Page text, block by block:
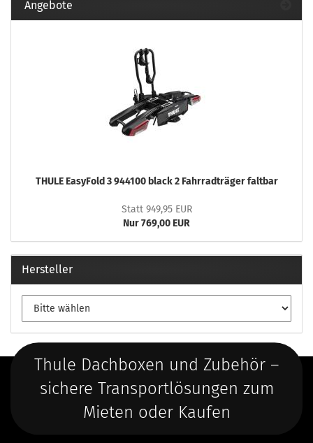
Angebote
THULE EasyFold 3 944100 black 2 Fahrradträger faltbar
Statt 949,95 EUR
Nur 769,00 EUR
Hersteller
Thule Dachboxen und Zubehör –
sichere Transportlösungen zum
Mieten oder Kaufen